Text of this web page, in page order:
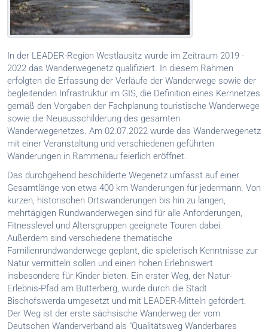
In der LEADER-Region Westlausitz wurde im Zeitraum 2019 -
2022 das Wanderwegenetz qualifiziert. In diesem Rahmen
erfolgten die Erfassung der Verläufe der Wanderwege sowie der
begleitenden Infrastruktur im GIS, die Definition eines Kernnetzes
gemäß den Vorgaben der Fachplanung touristische Wanderwege
sowie die Neuausschilderung des gesamten
Wanderwegenetzes. Am 02.07.2022 wurde das Wanderwegenetz
mit einer Veranstaltung und verschiedenen geführten
Wanderungen in Rammenau feierlich eröffnet.
Das durchgehend beschilderte Wegenetz umfasst auf einer
Gesamtlänge von etwa 400 km Wanderungen für jedermann. Von
kurzen, historischen Ortswanderungen bis hin zu langen,
mehrtägigen Rundwanderwegen sind für alle Anforderungen,
Fitnesslevel und Altersgruppen geeignete Touren dabei.
Außerdem sind verschiedene thematische
Familienrundwanderwege geplant, die spielerisch Kenntnisse zur
Natur vermitteln sollen und einen hohen Erlebniswert
insbesondere für Kinder bieten. Ein erster Weg, der Natur-
Erlebnis-Pfad am Butterberg, wurde durch die Stadt
Bischofswerda umgesetzt und mit LEADER-Mitteln gefördert.
Der Weg ist der erste sächsische Wanderweg der vom
Deutschen Wanderverband als "Qualitätsweg Wanderbares